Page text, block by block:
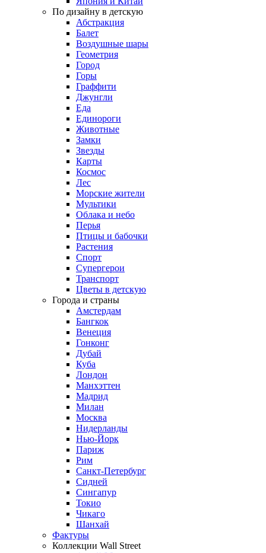
По дизайну в детскую
Абстракция
Балет
Воздушные шары
Геометрия
Город
Горы
Граффити
Джунгли
Еда
Единороги
Животные
Замки
Звезды
Карты
Космос
Лес
Морские жители
Мультики
Облака и небо
Перья
Птицы и бабочки
Растения
Спорт
Супергерои
Транспорт
Цветы в детскую
Города и страны
Амстердам
Бангкок
Венеция
Гонконг
Дубай
Куба
Лондон
Манхэттен
Мадрид
Милан
Москва
Нидерланды
Нью-Йорк
Париж
Рим
Санкт-Петербург
Сидней
Сингапур
Токио
Чикаго
Шанхай
Фактуры
Коллекции Wall Street